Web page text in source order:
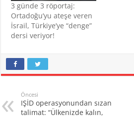
3 günde 3 röportaj:
Ortadoğu’yu ateşe veren
İsrail, Türkiye’ye “denge”
dersi veriyor!
Öncesi
IŞİD operasyonundan sızan
talimat: “Ülkenizde kalın,